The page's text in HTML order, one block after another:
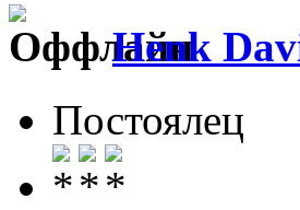
Henk
Постоялец